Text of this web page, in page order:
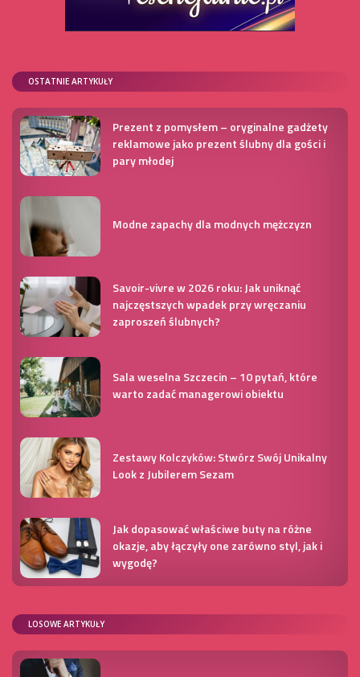
OSTATNIE ARTYKUŁY
Prezent z pomysłem – oryginalne gadżety
reklamowe jako prezent ślubny dla gości i
pary młodej
Modne zapachy dla modnych mężczyzn
Savoir-vivre w 2026 roku: Jak uniknąć
najczęstszych wpadek przy wręczaniu
zaproszeń ślubnych?
Sala weselna Szczecin – 10 pytań, które
warto zadać managerowi obiektu
Zestawy Kolczyków: Stwórz Swój Unikalny
Look z Jubilerem Sezam
Jak dopasować właściwe buty na różne
okazje, aby łączyły one zarówno styl, jak i
wygodę?
LOSOWE ARTYKUŁY